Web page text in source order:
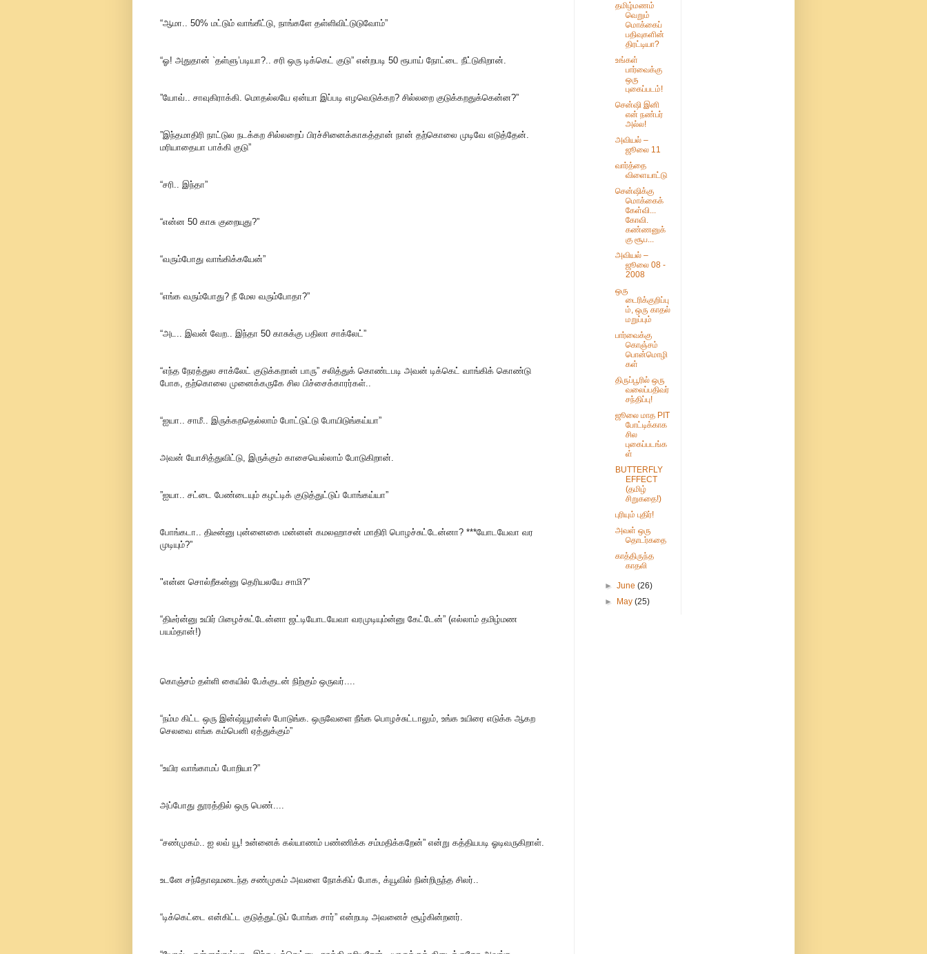
“ஆமா.. 50% மட்டும் வாங்கீட்டு, நாங்களே தள்ளிவிட்டுடுவோம்”
“ஓ! அதுதான் `தள்ளு’படியா?.. சரி ஒரு டிக்கெட் குடு” என்றபடி 50 ரூபாய் நோட்டை நீட்டுகிறான்.
”யோவ்.. சாவுகிராக்கி. மொதல்லயே ஏன்யா இப்படி எழவெடுக்கற? சில்லறை குடுக்கறதுக்கென்ன?”
”இந்தமாதிரி நாட்டுல நடக்கற சில்லறைப் பிரச்சினைக்காகத்தான் நான் தற்கொலை முடிவே எடுத்தேன்.
மரியாதையா பாக்கி குடு”
“சரி.. இந்தா”
“என்ன 50 காசு குறையுது?”
“வரும்போது வாங்கிக்கயேன்”
“எங்க வரும்போது? நீ மேல வரும்போதா?”
“அட.. இவன் வேற.. இந்தா 50 காசுக்கு பதிலா சாக்லேட்”
“எந்த நேரத்துல சாக்லேட் குடுக்கறான் பாரு” சலித்துக் கொண்டபடி அவன் டிக்கெட் வாங்கிக் கொண்டு
போக, தற்கொலை முனைக்கருகே சில பிச்சைக்காரர்கள்..
“ஐயா.. சாமீ.. இருக்கறதெல்லாம் போட்டுட்டு போயிடுங்கய்யா”
அவன் யோசித்துவிட்டு, இருக்கும் காசையெல்லாம் போடுகிறான்.
”ஐயா.. சட்டை பேண்டையும் கழட்டிக் குடுத்துட்டுப் போங்கய்யா”
போங்கடா.. திடீன்னு புன்னைகை மன்னன் கமலஹாசன் மாதிரி பொழச்சுட்டேன்னா? ***யோடயேவா வர
முடியும்?”
"என்ன சொல்றீகன்னு தெரியலயே சாமி?”
“திடீர்ன்னு உயிர் பிழைச்சுட்டேன்னா ஜட்டியோடயேவா வரமுடியும்ன்னு கேட்டேன்” (எல்லாம் தமிழ்மண
பயம்தான்!)
கொஞ்சம் தள்ளி கையில் பேக்குடன் நிற்கும் ஒருவர்....
“நம்ம கிட்ட ஒரு இன்ஷ்யூரன்ஸ் போடுங்க. ஒருவேளை நீங்க பொழச்சுட்டாலும், உங்க உயிரை எடுக்க ஆகற
செலவை எங்க கம்பெனி ஏத்துக்கும்”
“உயிர வாங்காமப் போறியா?”
அப்போது தூரத்தில் ஒரு பெண்....
“சண்முகம்.. ஐ லவ் யூ! உன்னைக் கல்யாணம் பண்ணிக்க சம்மதிக்கறேன்” என்று கத்தியபடி ஓடிவருகிறாள்.
உடனே சந்தோஷமடைந்த சண்முகம் அவளை நோக்கிப் போக, க்யூவில் நின்றிருந்த சிலர்..
“டிக்கெட்டை என்கிட்ட குடுத்துட்டுப் போங்க சார்” என்றபடி அவனைச் சூழ்கின்றனர்.
தமிழ்மணம்
வெறும்
மொக்கைப்
பதிவுகளின்
திரட்டியா?
உங்கள்
பார்வைக்கு
ஒரு
புகைப்படம்!
சென்ஷி இனி
என் நண்பர்
அல்ல!
அவியல் –
ஜூலை 11
வார்த்தை
விளையாட்டு
சென்ஷிக்கு
மொக்கைக்
கேள்வி...
கோவி.
கண்ணனுக்
கு சூப...
அவியல் –
ஜூலை 08 -
2008
ஒரு
டைரிக்குறிப்பு
ம், ஒரு காதல்
மறுப்பும்
பார்வைக்கு
கொஞ்சம்
பொன்மொழி
கள்
திருப்பூரில் ஒரு
வலைப்பதிவர்
சந்திப்பு!
ஜூலை மாத PIT
போட்டிக்காக
சில
புகைப்படங்க
ள்
BUTTERFLY
EFFECT
(தமிழ்
சிறுகதை!)
புரியும் புதிர்!
அவள் ஒரு
தொடர்கதை
காத்திருந்த
காதலி
►June(26)
►
May(25)